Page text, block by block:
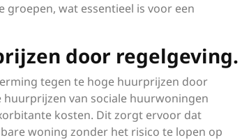
wat essentieel is voor een
door regelgeving.
tegen te hoge huurprijzen door
van sociale huurwoningen
kosten. Dit zorgt ervoor dat
woning zonder het risico te lopen op